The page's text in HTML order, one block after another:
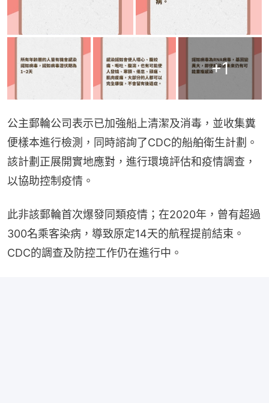
+1
公主郵輪公司表示已加強船上清潔及消毒，並收集糞
便樣本進行檢測，同時諮詢了CDC的船舶衛生計劃。
該計劃正展開實地應對，進行環境評估和疫情調查，
以協助控制疫情。
此非該郵輪首次爆發同類疫情；在2020年，曾有超過
300名乘客染病，導致原定14天的航程提前結束。
CDC的調查及防控工作仍在進行中。